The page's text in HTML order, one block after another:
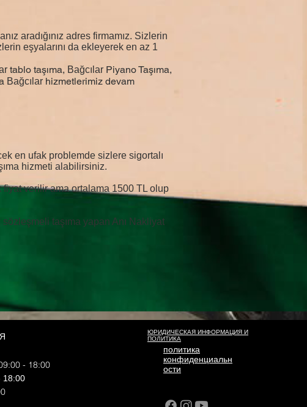
aradığınız adres firmamız. Sizlerin
eşyalarını da ekleyerek en az 1
tablo taşıma, Bağcılar Piyano Taşıma,
Bağcılar hizmetlerimiz devam
en ufak problemde sizlere sigortalı
hizmeti alabilirsiniz.
fiyat verilir ama ortalama 1500 TL olup
sözleşmeli taşıma yapan Anı Nakliyat
- 18:00
18:00
ЮРИДИЧЕСКАЯ ИНФОРМАЦИЯ И
ПОЛИТИКА
политика
конфиденциальн
ости